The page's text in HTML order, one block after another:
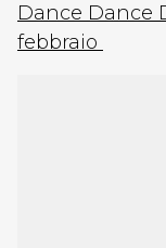
Dance Dance
febbraio